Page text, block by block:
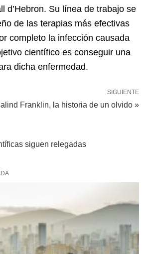
d’Hebron. Su línea de trabajo se
de las terapias más efectivas
completo la infección causada
científico es conseguir una
dicha enfermedad.
SIGUIENTE
Franklin, la historia de un olvido »
siguen relegadas